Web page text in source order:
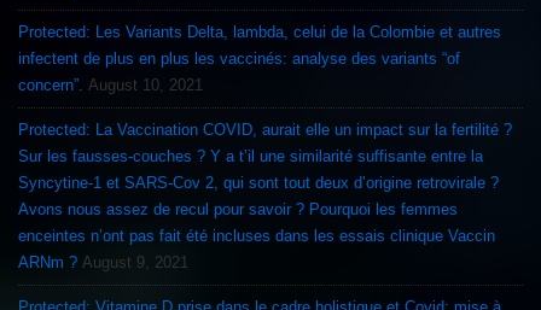
Protected: Les Variants Delta, lambda, celui de la Colombie et autres
infectent de plus en plus les vaccinés: analyse des variants “of
concern”. August 10, 2021
Protected: La Vaccination COVID, aurait elle un impact sur la fertilité ?
Sur les fausses-couches ? Y a t’il une similarité suffisante entre la
Syncytine-1 et SARS-Cov 2, qui sont tout deux d’origine retrovirale ?
Avons nous assez de recul pour savoir ? Pourquoi les femmes
enceintes n’ont pas fait été incluses dans les essais clinique Vaccin
ARNm ? August 9, 2021